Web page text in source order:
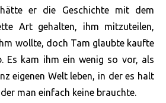
er die Geschichte mit dem
Art gehalten, ihm mitzuteilen,
wollte, doch Tam glaubte kaufte
Es kam ihm ein wenig so vor, als
eigenen Welt leben, in der es halt
man einfach keine brauchte.